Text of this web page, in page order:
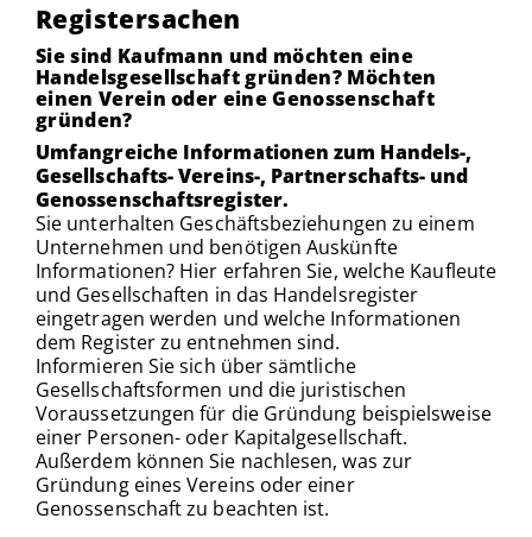
Inhalt
Zu
ausgewählten
Links
zu
einzelnen
Seiten
Registersachen
Sie sind Kaufmann und möchten eine
Handelsgesellschaft gründen? Möchten
einen Verein oder eine Genossenschaft
gründen?
Umfangreiche Informationen zum Handels-,
Gesellschafts- Vereins-, Partnerschafts- und
Genossenschaftsregister.
Sie unterhalten Geschäftsbeziehungen zu einem
Unternehmen und benötigen Auskünfte
Informationen? Hier erfahren Sie, welche Kaufleute
und Gesellschaften in das Handelsregister
eingetragen werden und welche Informationen
dem Register zu entnehmen sind.
Informieren Sie sich über sämtliche
Gesellschaftsformen und die juristischen
Voraussetzungen für die Gründung beispielsweise
einer Personen- oder Kapitalgesellschaft.
Außerdem können Sie nachlesen, was zur
Gründung eines Vereins oder einer
Genossenschaft zu beachten ist.